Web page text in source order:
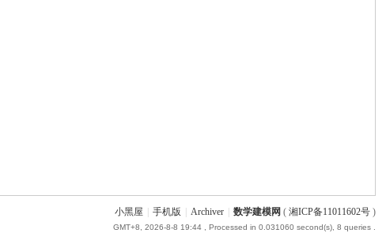
小黑屋 手机版 Archiver 数学建模网 ( 湘ICP备11011602号)
GMT+8, 2026-8-8 19:44, Processed in 0.031060 second(s), 8 queries .